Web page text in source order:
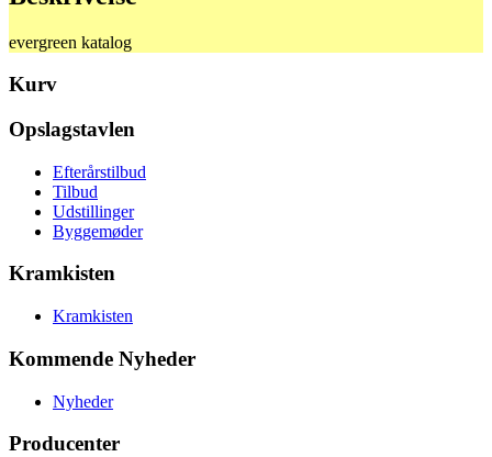
evergreen katalog
Kurv
Opslagstavlen
Efterårstilbud
Tilbud
Udstillinger
Byggemøder
Kramkisten
Kramkisten
Kommende Nyheder
Nyheder
Producenter